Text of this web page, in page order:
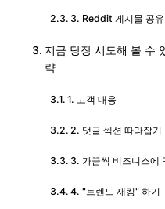
3. Reddit 게시물 공유
지금 당장 시도해 볼 수
략
1. 고객 대응
2. 댓글 섹션 따라잡기
3. 가끔씩 비즈니스에
4. "트렌드 재킹" 하기